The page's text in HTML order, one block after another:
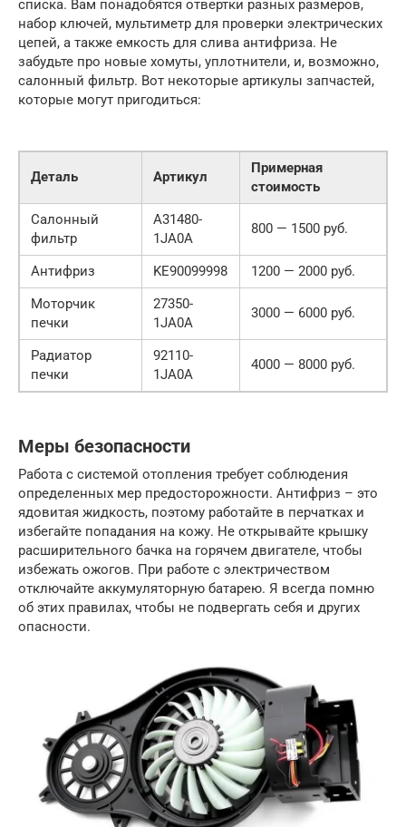
списка. Вам понадобятся отвертки разных размеров,
набор ключей, мультиметр для проверки электрических
цепей, а также емкость для слива антифриза. Не
забудьте про новые хомуты, уплотнители, и, возможно,
салонный фильтр. Вот некоторые артикулы запчастей,
которые могут пригодиться:
Деталь Артикул
Примерная
стоимость
Салонный
фильтр
A31480-
1JA0A
800 — 1500 руб.
Антифриз KE90099998
1200 — 2000 руб.
Моторчик
печки
27350-
1JA0A
3000 — 6000 руб.
Радиатор
печки
92110-
1JA0A
4000 — 8000 руб.
Меры безопасности
Работа с системой отопления требует соблюдения
определенных мер предосторожности. Антифриз – это
ядовитая жидкость, поэтому работайте в перчатках и
избегайте попадания на кожу. Не открывайте крышку
расширительного бачка на горячем двигателе, чтобы
избежать ожогов. При работе с электричеством
отключайте аккумуляторную батарею. Я всегда помню
об этих правилах, чтобы не подвергать себя и других
опасности.